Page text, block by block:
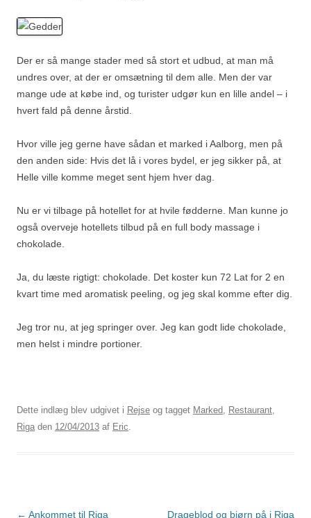
Der er så mange stader med så stort et udbud, at man må
undres over, at der er omsætning til dem alle. Men der var
mange ude at købe ind, og turister udgør kun en lille andel – i
hvert fald på denne årstid.
Hvor ville jeg gerne have sådan et marked i Aalborg, men på
den anden side: Hvis det lå i vores bydel, er jeg sikker på, at
Helle ville komme meget sent hjem hver dag.
Nu er vi tilbage på hotellet for at hvile fødderne. Man kunne jo
også overveje hotellets tilbud på en full body massage i
chokolade.
Ja, du læste rigtigt: chokolade. Det koster kun 72 Lat for 2 en
kvart time med aromatisk peeling, og jeg skal komme efter dig.
Jeg tror nu, at jeg springer over. Jeg kan godt lide chokolade,
men helst i mindre portioner.
Dette indlæg blev udgivet i Rejse og tagget Marked, Restaurant,
Riga den 12/04/2013 af Eric.
Indlægsnavigation
← Ankommet til Riga Drageblod og bjørn på i Riga